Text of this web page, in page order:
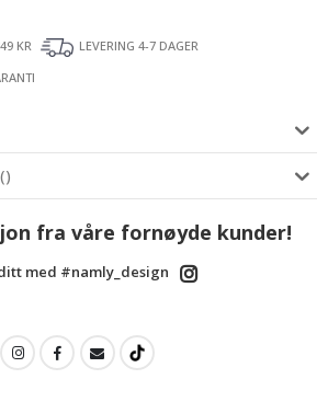
KR
LEVERING 4-7 DAGER
()
fra våre fornøyde kunder!
med #namly_design